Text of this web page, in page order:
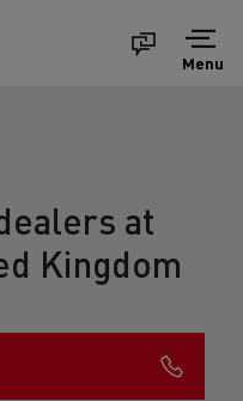
Menu
at
Kingdom